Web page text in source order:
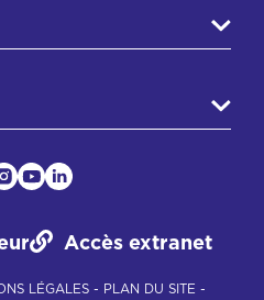
Accès extranet
LÉGALES- PLAN DU SITE -